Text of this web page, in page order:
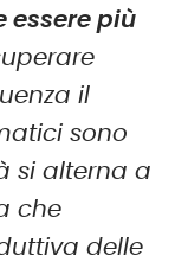
essere più
il
sono
si alterna a
che
delle